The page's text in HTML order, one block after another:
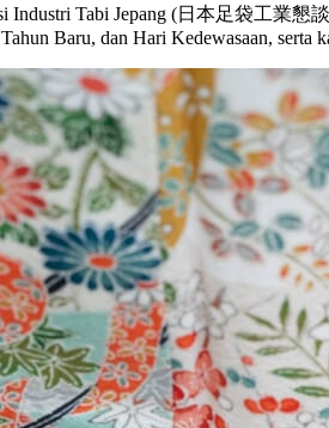
Industri Tabi Jepang (日本足袋工業懇
Baru, dan Hari Kedewasaan,